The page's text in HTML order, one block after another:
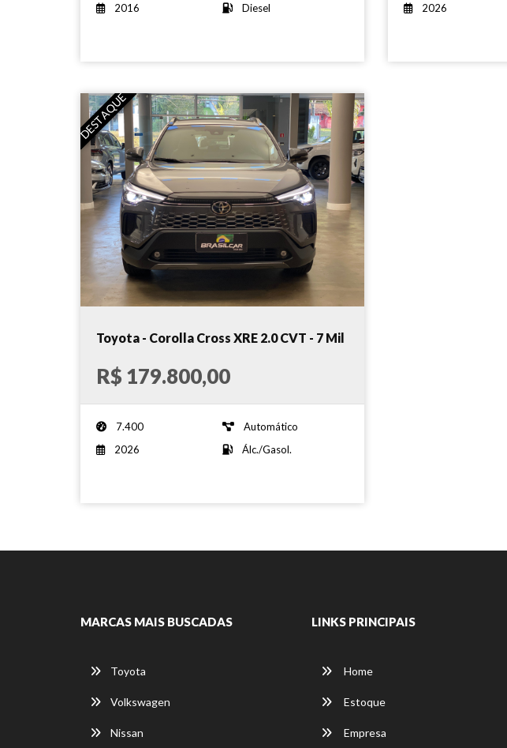
2016
Diesel
2026
DESTAQUE
Toyota - Corolla Cross XRE 2.0 CVT - 7 Mil
km!!! - 2026
R$ 179.800,00
7.400
Automático
2026
Álc./Gasol.
MARCAS MAIS BUSCADAS
Toyota
Volkswagen
Nissan
LINKS PRINCIPAIS
Home
Estoque
Empresa